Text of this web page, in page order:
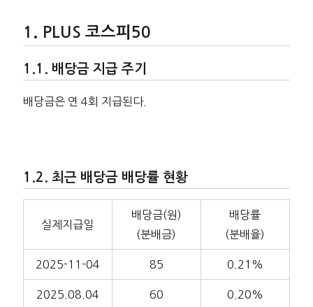
PLUS 코스피50
배당금 지급 주기
배당금은 연 4회 지급된다.
최근 배당금 배당률 현황
실제지급일
배당금(원)
(분배금)
배당률
(분배율)
2025-11-04 85 0.21%
2025.08.04 60 0.20%